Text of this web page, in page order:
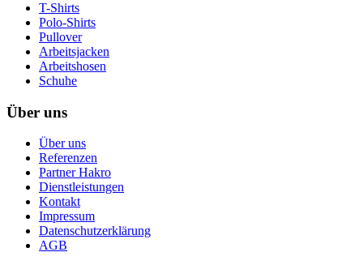
T-Shirts
Polo-Shirts
Pullover
Arbeitsjacken
Arbeitshosen
Schuhe
Über uns
Über uns
Referenzen
Partner Hakro
Dienstleistungen
Kontakt
Impressum
Datenschutzerklärung
AGB